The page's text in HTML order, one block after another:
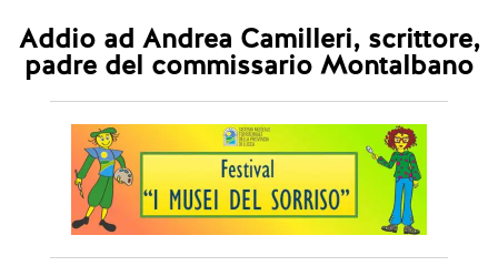
Addio ad Andrea Camilleri, scrittore,
padre del commissario Montalbano